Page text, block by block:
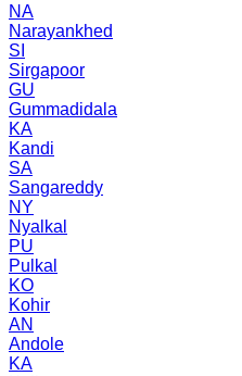
NA
Narayankhed
SI
Sirgapoor
GU
Gummadidala
KA
Kandi
SA
Sangareddy
NY
Nyalkal
PU
Pulkal
KO
Kohir
AN
Andole
KA